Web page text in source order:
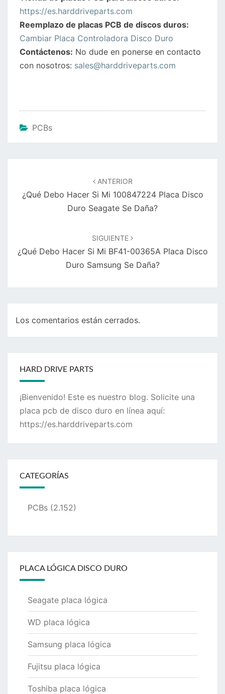
https://es.harddriveparts.com
Reemplazo de placas PCB de discos duros:
Cambiar Placa Controladora Disco Duro
Contáctenos: No dude en ponerse en contacto
con nosotros: sales@harddriveparts.com
PCBs
entradas
ANTERIOR
¿Qué Debo Hacer Si Mi 100847224 Placa Disco
Duro Seagate Se Daña?
SIGUIENTE
¿Qué Debo Hacer Si Mi BF41-00365A Placa Disco
Duro Samsung Se Daña?
Los comentarios están cerrados.
HARD DRIVE PARTS
¡Bienvenido! Este es nuestro blog. Solicite una
placa pcb de disco duro en línea aquí:
https://es.harddriveparts.com
CATEGORÍAS
PCBs (2.152)
PLACA LÓGICA DISCO DURO
Seagate placa lógica
WD placa lógica
Samsung placa lógica
Fujitsu placa lógica
Toshiba placa lógica